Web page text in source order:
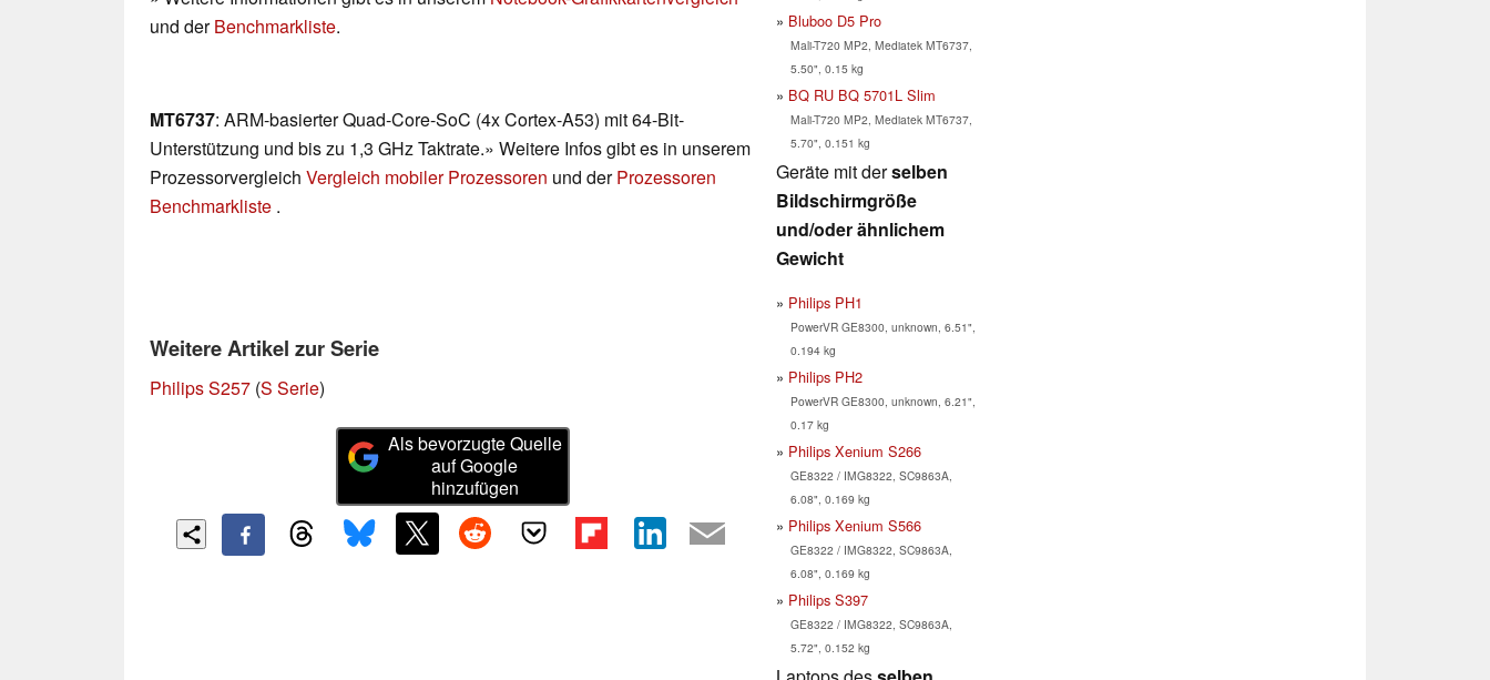
und derBenchmarkliste.
MT6737: ARM-basierter Quad-Core-SoC (4x Cortex-A53) mit 64-Bit-
Unterstützung und bis zu 1,3 GHz Taktrate.» Weitere Infos gibt es in unserem
Prozessorvergleich Vergleich mobiler Prozessoren und derProzessoren
Benchmarkliste .
Weitere Artikel zur Serie
Philips S257 (S Serie)
Als bevorzugte Quelle
auf Google
hinzufügen
Bluboo D5 Pro
Mali-T720 MP2, Mediatek MT6737,
5.50", 0.15 kg
BQ RU BQ 5701L Slim
Mali-T720 MP2, Mediatek MT6737,
5.70", 0.151 kg
Geräte mit derselben
Bildschirmgröße
und/oder ähnlichem
Gewicht
Philips PH1
PowerVR GE8300, unknown, 6.51",
0.194 kg
Philips PH2
PowerVR GE8300, unknown, 6.21",
0.17 kg
Philips Xenium S266
GE8322 / IMG8322, SC9863A,
6.08", 0.169 kg
Philips Xenium S566
GE8322 / IMG8322, SC9863A,
6.08", 0.169 kg
Philips S397
GE8322 / IMG8322, SC9863A,
5.72", 0.152 kg